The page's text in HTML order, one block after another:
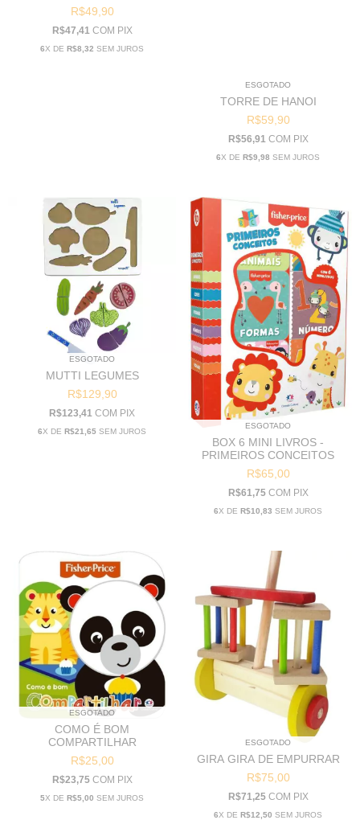
R$49,90
R$47,41 COM PIX
6X DE R$8,32 SEM JUROS
ESGOTADO
TORRE DE HANOI
R$59,90
R$56,91 COM PIX
6X DE R$9,98 SEM JUROS
ESGOTADO
MUTTI LEGUMES
R$129,90
R$123,41 COM PIX
6X DE R$21,65 SEM JUROS
ESGOTADO
BOX 6 MINI LIVROS -
PRIMEIROS CONCEITOS
R$65,00
R$61,75 COM PIX
6X DE R$10,83 SEM JUROS
ESGOTADO
COMO É BOM
COMPARTILHAR
R$25,00
R$23,75 COM PIX
5X DE R$5,00 SEM JUROS
ESGOTADO
GIRA GIRA DE EMPURRAR
R$75,00
R$71,25 COM PIX
6X DE R$12,50 SEM JUROS